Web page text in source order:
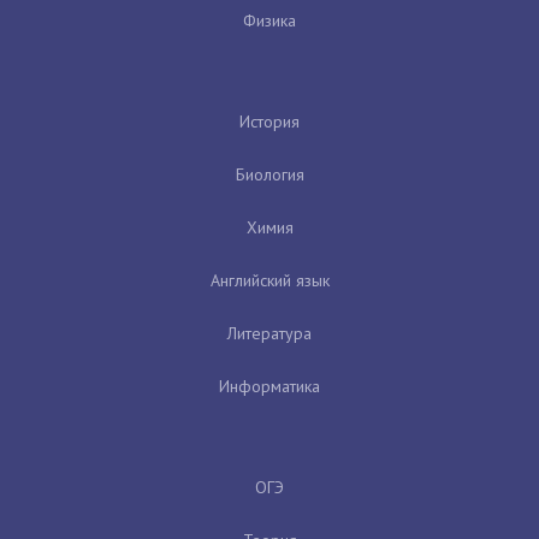
Физика
История
Биология
Химия
Английский язык
Литература
Информатика
ОГЭ